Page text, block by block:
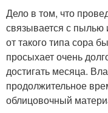
Дело в том, что
связывается с пылью
от такого типа сора
просыхает очень
достигать месяца.
продолжительное
облицовочный